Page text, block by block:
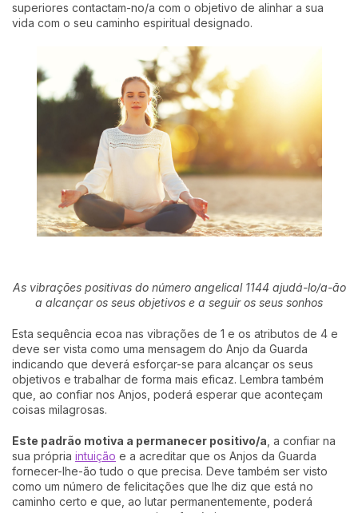
superiores contactam-no/a com o objetivo de alinhar a sua
vida com o seu caminho espiritual designado.
As vibrações positivas do número angelical 1144 ajudá-lo/a-ão
a alcançar os seus objetivos e a seguir os seus sonhos
Esta sequência ecoa nas vibrações de 1 e os atributos de 4 e
deve ser vista como uma mensagem do Anjo da Guarda
indicando que deverá esforçar-se para alcançar os seus
objetivos e trabalhar de forma mais eficaz. Lembra também
que, ao confiar nos Anjos, poderá esperar que aconteçam
coisas milagrosas.
Este padrão motiva a permanecer positivo/a , a confiar na
sua própria intuição e a acreditar que os Anjos da Guarda
fornecer-lhe-ão tudo o que precisa. Deve também ser visto
como um número de felicitações que lhe diz que está no
caminho certo e que, ao lutar permanentemente, poderá